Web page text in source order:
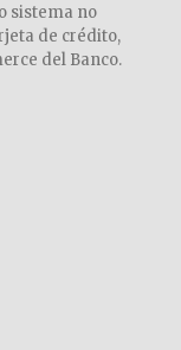
sistema no
de crédito,
del Banco.